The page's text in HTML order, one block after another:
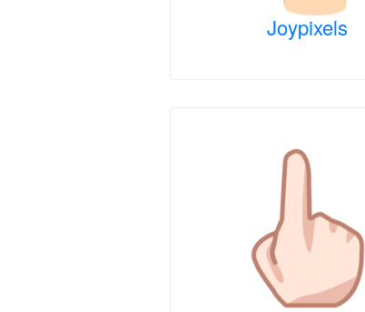
Joypixels